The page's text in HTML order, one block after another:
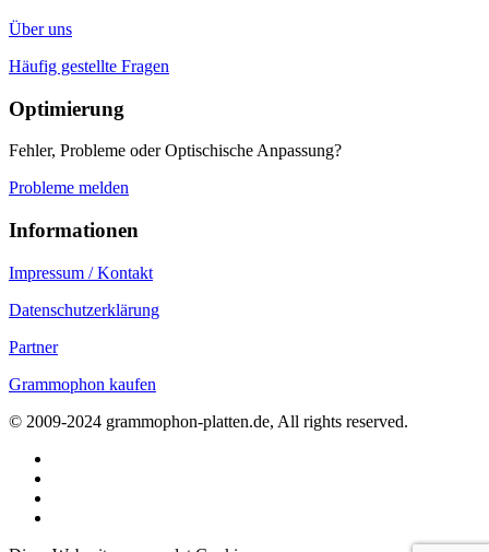
Über uns
Häufig gestellte Fragen
Optimierung
Fehler, Probleme oder Optischische Anpassung?
Probleme melden
Informationen
Impressum / Kontakt
Datenschutzerklärung
Partner
Grammophon kaufen
© 2009-2024 grammophon-platten.de, All rights reserved.